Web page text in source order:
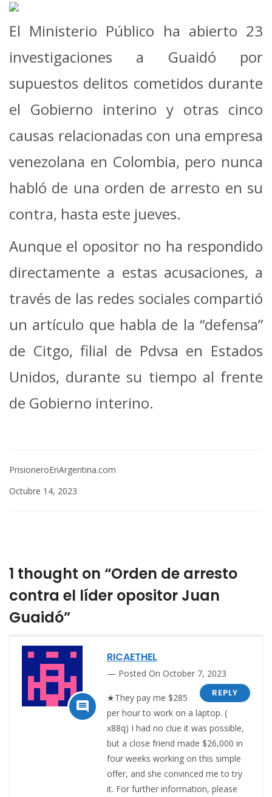
El Ministerio Público ha abierto 23
investigaciones a Guaidó por
supuestos delitos cometidos durante
el Gobierno interino y otras cinco
causas relacionadas con una empresa
venezolana en Colombia, pero nunca
habló de una orden de arresto en su
contra, hasta este jueves.
Aunque el opositor no ha respondido
directamente a estas acusaciones, a
través de las redes sociales compartió
un artículo que habla de la “defensa”
de Citgo, filial de Pdvsa en Estados
Unidos, durante su tiempo al frente
de Gobierno interino.
PrisioneroEnArgentina.com
Octubre 14, 2023
1 thought on “Orden de arresto
contra el líder opositor Juan
Guaidó”

RICAETHEL
Posted On October 7, 2023
REPLY
★They pay me $285
per hour to work on a laptop. (
x88q) I had no clue it was possible,
but a close friend made $26,000 in
four weeks working on this simple
offer, and she convinced me to try
it. For further information, please